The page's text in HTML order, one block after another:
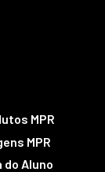
MPR
MPR
do Aluno